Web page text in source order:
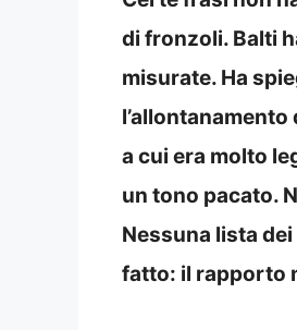
di fronzoli. Balti
misurate. Ha
l’allontanamento
a cui era molto
un tono pacato.
Nessuna lista
fatto: il rapporto